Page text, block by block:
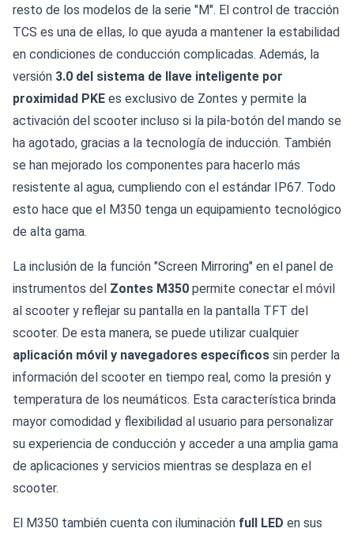
resto de los modelos de la serie "M". El control de tracción
TCS es una de ellas, lo que ayuda a mantener la estabilidad
en condiciones de conducción complicadas. Además, la
versión 3.0 del sistema de llave inteligente por
proximidad PKE es exclusivo de Zontes y permite la
activación del scooter incluso si la pila-botón del mando se
ha agotado, gracias a la tecnología de inducción. También
se han mejorado los componentes para hacerlo más
resistente al agua, cumpliendo con el estándar IP67. Todo
esto hace que el M350 tenga un equipamiento tecnológico
de alta gama.
La inclusión de la función "Screen Mirroring" en el panel de
instrumentos del Zontes M350 permite conectar el móvil
al scooter y reflejar su pantalla en la pantalla TFT del
scooter. De esta manera, se puede utilizar cualquier
aplicación móvil y navegadores específicos sin perder la
información del scooter en tiempo real, como la presión y
temperatura de los neumáticos. Esta característica brinda
mayor comodidad y flexibilidad al usuario para personalizar
su experiencia de conducción y acceder a una amplia gama
de aplicaciones y servicios mientras se desplaza en el
scooter.
El M350 también cuenta con iluminación full LED en sus